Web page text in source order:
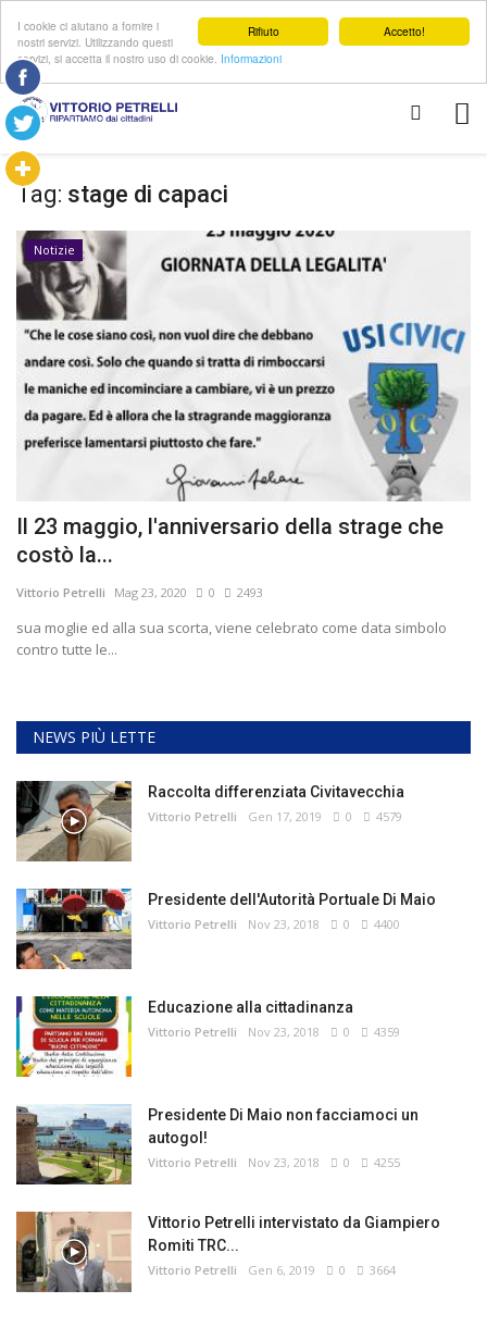
Accetto!
Rifiuto
I cookie ci aiutano a fornire i
nostri servizi. Utilizzando questi
servizi, si accetta il nostro uso di cookie. Informazioni
Tag: stage di capaci
Notizie
Il 23 maggio, l'anniversario della strage che
costò la...
Vittorio Petrelli Mag 23, 2020 0 2493
sua moglie ed alla sua scorta, viene celebrato come data simbolo
contro tutte le...
NEWS PIÙ LETTE
Raccolta differenziata Civitavecchia
Vittorio Petrelli Gen 17, 2019 0 4579
Presidente dell'Autorità Portuale Di Maio
Vittorio Petrelli Nov 23, 2018 0 4400
Educazione alla cittadinanza
Vittorio Petrelli Nov 23, 2018 0 4359
Presidente Di Maio non facciamoci un
autogol!
Vittorio Petrelli Nov 23, 2018 0 4255
Vittorio Petrelli intervistato da Giampiero
Romiti TRC...
Vittorio Petrelli Gen 6, 2019 0 3664